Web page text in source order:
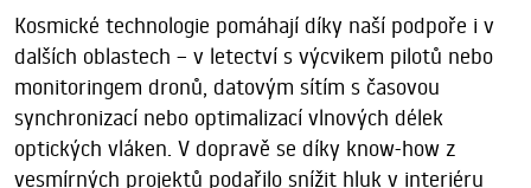
Kosmické technologie pomáhají díky naší podpoře i v
dalších oblastech – v letectví s výcvikem pilotů nebo
monitoringem dronů, datovým sítím s časovou
synchronizací nebo optimalizací vlnových délek
optických vláken. V dopravě se díky know-how z
vesmírných projektů podařilo snížit hluk v interiéru